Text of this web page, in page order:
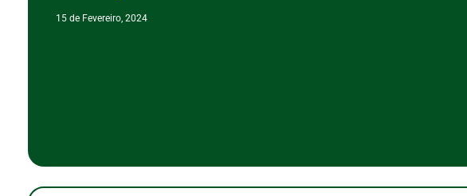
15 de Fevereiro, 2024